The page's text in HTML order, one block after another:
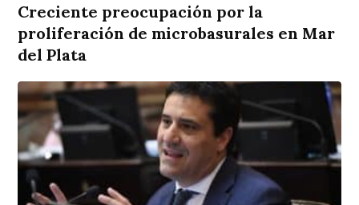
Creciente preocupación por la
proliferación de microbasurales en Mar
del Plata